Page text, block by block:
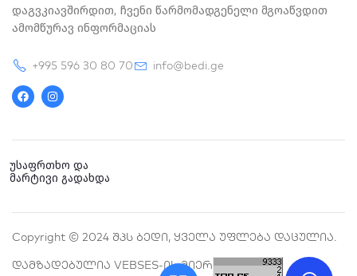
Დაგვკიავშირდით, Ჩვენი Წარმომადგენელი Მგოაწვდით
Ამომწურავ Ინფორმაციას
+995 596 30 80 70
info@bedi.ge
a
c
e
o
n
s
t
r
m
უსაფრთხო და
მარტივი გადახდა
Copyright © 2024 Შპს Ბედი, Ყველა Უფლება Დაცულია.
Დამზადებულია VEBSES-Ის Მიერ